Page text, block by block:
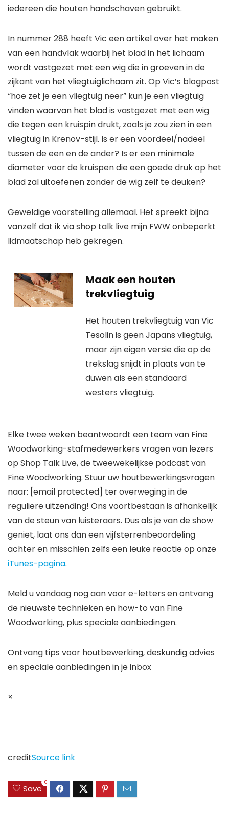
iedereen die houten handschaven gebruikt.
In nummer 288 heeft Vic een artikel over het maken
van een handvlak waarbij het blad in het lichaam
wordt vastgezet met een wig die in groeven in de
zijkant van het vliegtuiglichaam zit. Op Vic’s blogpost
“hoe zet je een vliegtuig neer” kun je een vliegtuig
vinden waarvan het blad is vastgezet met een wig
die tegen een kruispin drukt, zoals je zou zien in een
vliegtuig in Krenov-stijl. Is er een voordeel/nadeel
tussen de een en de ander? Is er een minimale
diameter voor de kruispen die een goede druk op het
blad zal uitoefenen zonder de wig zelf te deuken?
Geweldige voorstelling allemaal. Het spreekt bijna
vanzelf dat ik via shop talk live mijn FWW onbeperkt
lidmaatschap heb gekregen.
Maak een houten
trekvliegtuig
Het houten trekvliegtuig van Vic
Tesolin is geen Japans vliegtuig,
maar zijn eigen versie die op de
trekslag snijdt in plaats van te
duwen als een standaard
westers vliegtuig.
Elke twee weken beantwoordt een team van Fine
Woodworking-stafmedewerkers vragen van lezers
op Shop Talk Live, de tweewekelijkse podcast van
Fine Woodworking. Stuur uw houtbewerkingsvragen
naar: [email protected] ter overweging in de
reguliere uitzending! Ons voortbestaan ​​is afhankelijk
van de steun van luisteraars. Dus als je van de show
geniet, laat ons dan een vijfsterrenbeoordeling
achter en misschien zelfs een leuke reactie op onze
iTunes-pagina.
Meld u vandaag nog aan voor e-letters en ontvang
de nieuwste technieken en how-to van Fine
Woodworking, plus speciale aanbiedingen.
Ontvang tips voor houtbewerking, deskundig advies
en speciale aanbiedingen in je inbox
×
creditSource link
Save
0